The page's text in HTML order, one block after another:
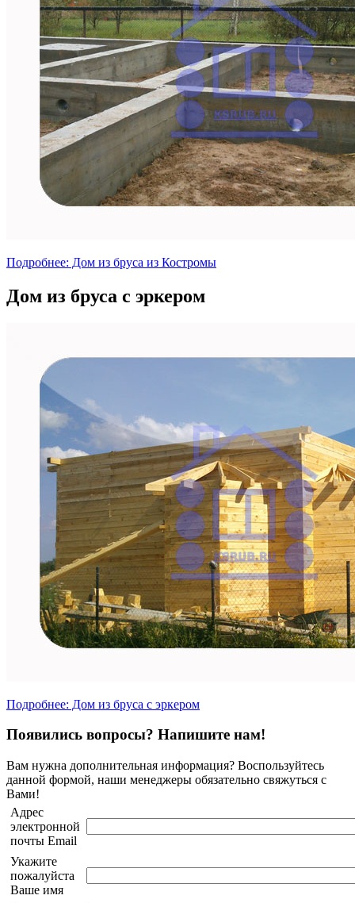
Подробнее: Дом из бруса из Костромы
Дом из бруса с эркером
Подробнее: Дом из бруса с эркером
Появились вопросы? Напишите нам!
Вам нужна дополнительная информация? Воспользуйтесь
данной формой, наши менеджеры обязательно свяжуться с
Вами!
Адрес
электронной
почты Email
Укажите
пожалуйста
Ваше имя